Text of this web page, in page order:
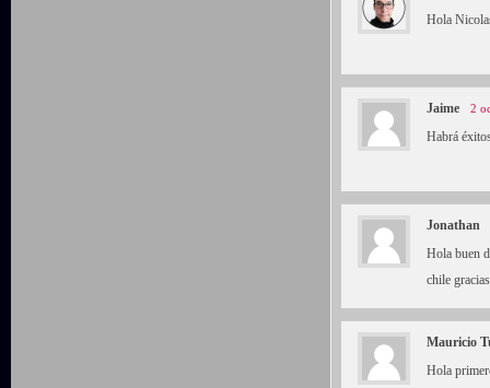
Hola
Jaime 2
Habrá
Jonathan
Hola buen
chile gracias
Mauricio
Hola